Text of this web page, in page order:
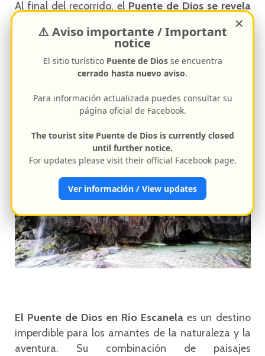
Al final del recorrido, el Puente de Dios se revela
donde el río forma una
poza de aguas azul turquesa. Desde el techo de la
espectáculo visual impresionante. Es el
que ofrece este destino.
El Puente de Dios en Río Escanela es un destino
imperdible para los amantes de la naturaleza y la
aventura. Su combinación de paisajes
✕
⚠️ Aviso importante / Important
notice
El sitio turístico Puente de Diosse encuentra
cerrado hasta nuevo aviso.
Para información actualizada puedes consultar su
página oficial de Facebook.
The tourist site Puente de Dios is currently closed
until further notice.
For updates please visit their official Facebook page.
Ver información / View updates